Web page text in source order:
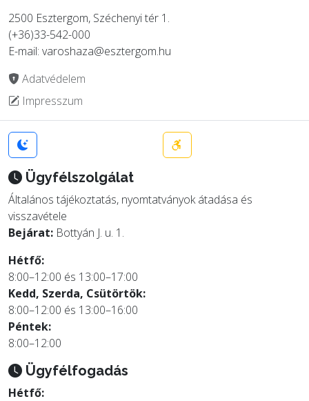
2500 Esztergom, Széchenyi tér 1.
(+36)33-542-000
E-mail: varoshaza@esztergom.hu
Adatvédelem
Impresszum
Ügyfélszolgálat
Általános tájékoztatás, nyomtatványok átadása és
visszavétele
Bejárat: Bottyán J. u. 1.
Hétfő:
8:00–12:00 és 13:00–17:00
Kedd, Szerda, Csütörtök:
8:00–12:00 és 13:00–16:00
Péntek:
8:00–12:00
Ügyfélfogadás
Hétfő: